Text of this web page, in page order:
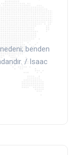
benden
/ Isaac